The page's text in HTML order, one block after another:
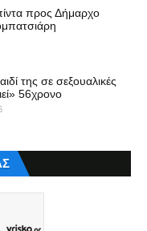
προς Δήμαρχο
της σε σεξουαλικές
56χρονο